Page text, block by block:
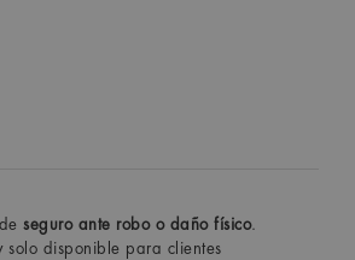
seguro ante robo o daño físico.
solo disponible para clientes